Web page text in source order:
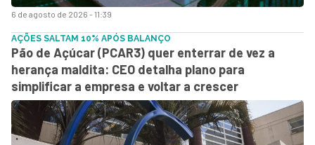
6 de agosto de 2026 - 11:39
AÇÕES SALTAM 10% APÓS BALANÇO
Pão de Açúcar (PCAR3) quer enterrar de vez a
herança maldita: CEO detalha plano para
simplificar a empresa e voltar a crescer